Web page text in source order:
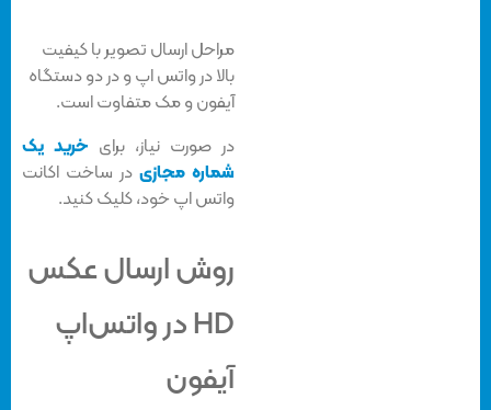
مراحل ارسال تصویر با کیفیت
بالا در واتس اپ و در دو دستگاه
آیفون و مک متفاوت است.
در صورت نیاز، برایخرید یک
شماره مجازیدر ساخت اکانت
واتس اپ خود، کلیک کنید.
روش ارسال عکس
HD در واتس‌اپ
آیفون